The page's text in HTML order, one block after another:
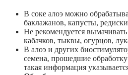
В соке алоэ можно
баклажанов, капусты,
Не рекомендуется
кабачков, тыквы, огурцов,
В алоэ и других
семена, прошедшие
такая информация